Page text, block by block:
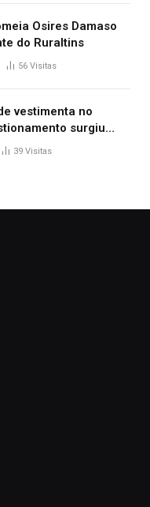
Osires Damaso
do Ruraltins
56 Visitas
vestimenta no
surgiu
mulher de
39 Visitas